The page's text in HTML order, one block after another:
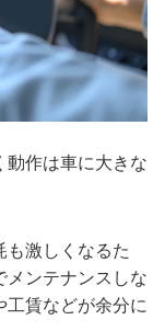
動作は車に大きな
も激しくなるた
メンテナンスしな
賃などが余分に